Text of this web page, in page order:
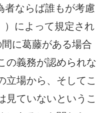
者ならば誰もが考慮
）によって規定され
に葛藤がある場合
の義務が認められな
立場から、そしてこ
見ていないというこ